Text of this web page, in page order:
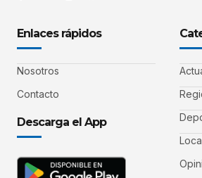
Enlaces rápidos
Nosotros
Contacto
Descarga el App